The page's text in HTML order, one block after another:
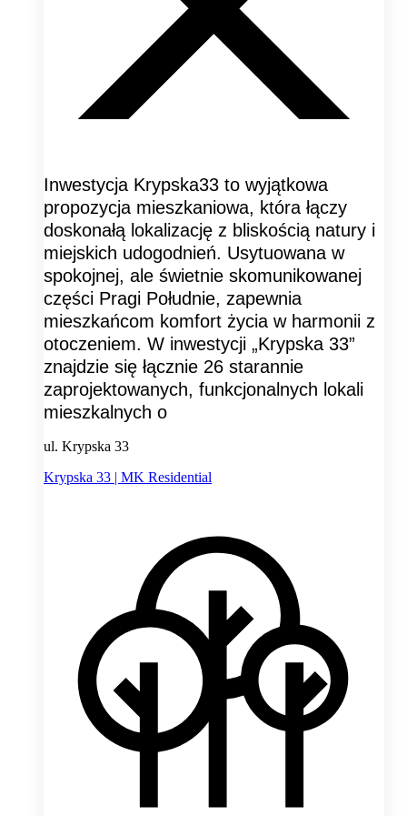
Inwestycja Krypska33 to wyjątkowa
propozycja mieszkaniowa, która łączy
doskonałą lokalizację z bliskością natury i
miejskich udogodnień. Usytuowana w
spokojnej, ale świetnie skomunikowanej
części Pragi Południe, zapewnia
mieszkańcom komfort życia w harmonii z
otoczeniem. W inwestycji „Krypska 33”
znajdzie się łącznie 26 starannie
zaprojektowanych, funkcjonalnych lokali
mieszkalnych o
ul. Krypska 33
Krypska 33 | MK Residential